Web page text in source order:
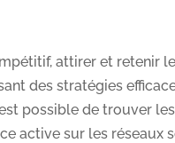
attirer et retenir
des stratégies
possible de trouver
active sur les